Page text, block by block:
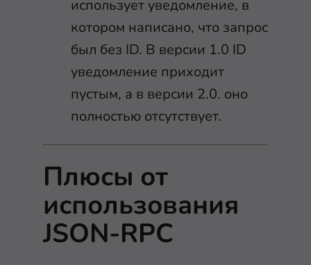
использует уведомление, в
котором написано, что запрос
был без ID. В версии 1.0 ID
уведомление приходит
пустым, а в версии 2.0. оно
полностью отсутствует.
Плюсы от
использования
JSON-RPC